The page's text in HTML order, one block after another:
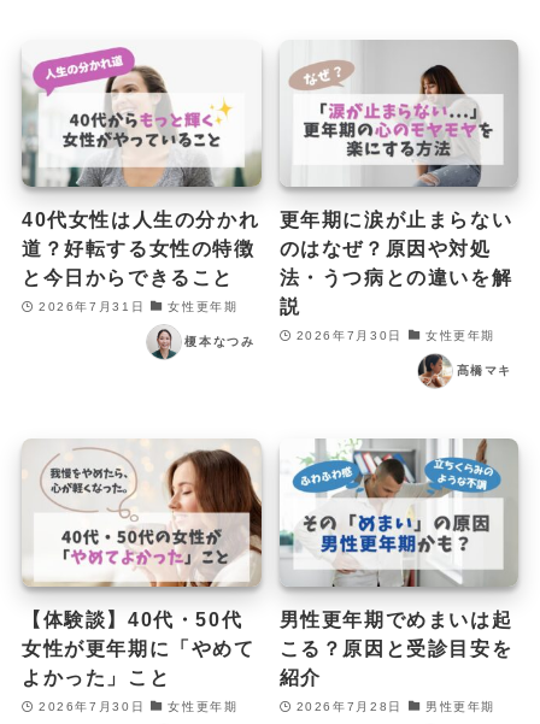
40代女性は人生の分かれ
道？好転する女性の特徴
と今日からできること
2026年7月31日 女性更年期
榎本なつみ
更年期に涙が止まらない
のはなぜ？原因や対処
法・うつ病との違いを解
説
2026年7月30日 女性更年期
髙橋マキ
【体験談】40代・50代
女性が更年期に「やめて
よかった」こと
2026年7月30日 女性更年期
男性更年期でめまいは起
こる？原因と受診目安を
紹介
2026年7月28日 男性更年期